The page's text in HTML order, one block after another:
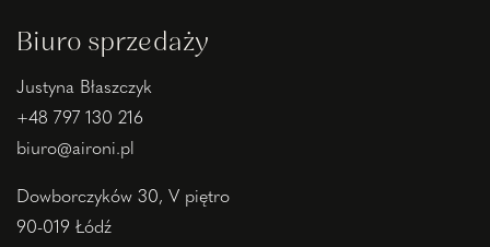
Biuro sprzedaży
Justyna Błaszczyk
+48 797 130 216
biuro@aironi.pl
Dowborczyków 30, V piętro
90-019 Łódź